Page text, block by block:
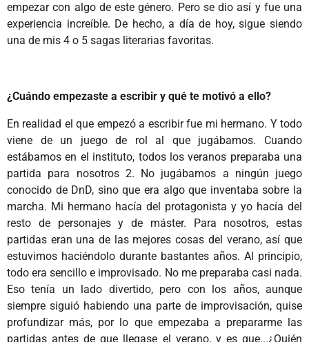
empezar con algo de este género. Pero se dio así y fue una
experiencia increíble. De hecho, a día de hoy, sigue siendo
una de mis 4 o 5 sagas literarias favoritas.
¿Cuándo empezaste a escribir y qué te motivó a ello?
En realidad el que empezó a escribir fue mi hermano. Y todo
viene de un juego de rol al que jugábamos. Cuando
estábamos en el instituto, todos los veranos preparaba una
partida para nosotros 2. No jugábamos a ningún juego
conocido de DnD, sino que era algo que inventaba sobre la
marcha. Mi hermano hacía del protagonista y yo hacía del
resto de personajes y de máster. Para nosotros, estas
partidas eran una de las mejores cosas del verano, así que
estuvimos haciéndolo durante bastantes años. Al principio,
todo era sencillo e improvisado. No me preparaba casi nada.
Eso tenía un lado divertido, pero con los años, aunque
siempre siguió habiendo una parte de improvisación, quise
profundizar más, por lo que empezaba a prepararme las
partidas antes de que llegase el verano, y es que...¿Quién